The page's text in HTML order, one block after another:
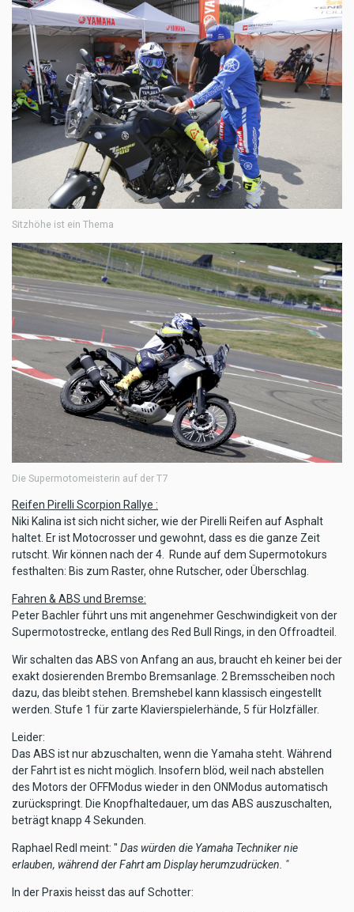
Sitzhöhe ist ein Thema
Die Supermotomeisterin auf der T7
Reifen Pirelli Scorpion Rallye :
Niki Kalina ist sich nicht sicher, wie der Pirelli Reifen auf Asphalt
haltet. Er ist Motocrosser und gewohnt, dass es die ganze Zeit
rutscht. Wir können nach der 4. Runde auf dem Supermotokurs
festhalten: Bis zum Raster, ohne Rutscher, oder Überschlag.
Fahren & ABS und Bremse:
Peter Bachler führt uns mit angenehmer Geschwindigkeit von der
Supermotostrecke, entlang des Red Bull Rings, in den Offroadteil.
Wir schalten das ABS von Anfang an aus, braucht eh keiner bei der
exakt dosierenden Brembo Bremsanlage. 2 Bremsscheiben noch
dazu, das bleibt stehen. Bremshebel kann klassisch eingestellt
werden. Stufe 1 für zarte Klavierspielerhände, 5 für Holzfäller.
Leider:
Das ABS ist nur abzuschalten, wenn die Yamaha steht. Während
der Fahrt ist es nicht möglich. Insofern blöd, weil nach abstellen
des Motors der OFFModus wieder in den ONModus automatisch
zurückspringt. Die Knopfhaltedauer, um das ABS auszuschalten,
beträgt knapp 4 Sekunden.
Raphael Redl meint: " Das würden die Yamaha Techniker nie
erlauben, während der Fahrt am Display herumzudrücken. "
In der Praxis heisst das auf Schotter: